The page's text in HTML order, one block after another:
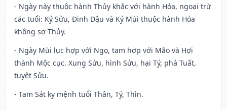
- Ngày này thuộc hành Thủy khắc với hành Hỏa, ngoại trừ
các tuổi: Kỷ Sửu, Đinh Dậu và Kỷ Mùi thuộc hành Hỏa
không sợ Thủy.
- Ngày Mùi lục hợp với Ngọ, tam hợp với Mão và Hợi
thành Mộc cục. Xung Sửu, hình Sửu, hại Tý, phá Tuất,
tuyệt Sửu.
- Tam Sát kỵ mệnh tuổi Thân, Tý, Thìn.